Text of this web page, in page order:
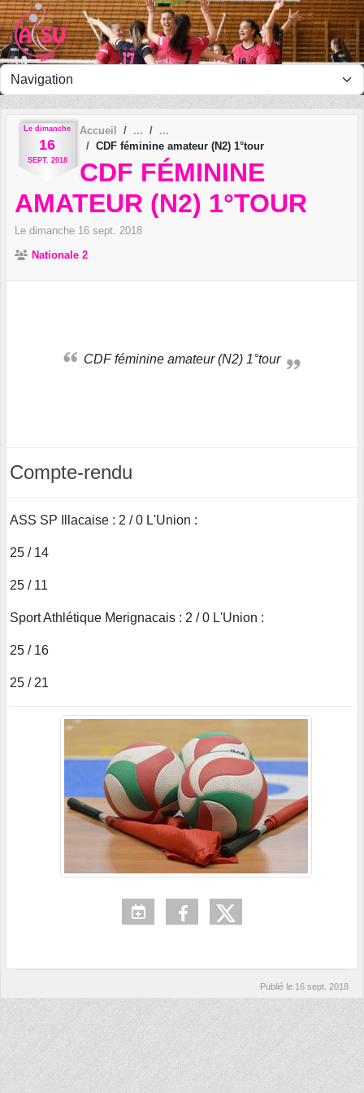
Le dimanche
16
SEPT. 2018
Accueil
CDF féminine amateur (N2) 1°tour
CDF FÉMININE
AMATEUR (N2) 1°TOUR
Le dimanche 16 sept. 2018
Nationale 2
CDF féminine amateur (N2) 1°tour
Compte-rendu
ASS SP Illacaise : 2 / 0 L'Union :
25 / 14
25 / 11
Sport Athlétique Merignacais : 2 / 0 L'Union :
25 / 16
25 / 21
Publié le 16 sept. 2018
Panneau de gestion des cookies